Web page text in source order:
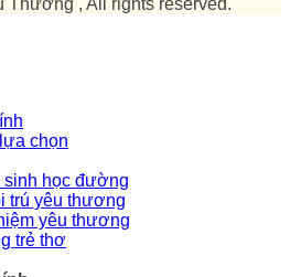
, All rights reserved.
chọn
sinh học đường
trú yêu thương
yêu thương
trẻ thơ